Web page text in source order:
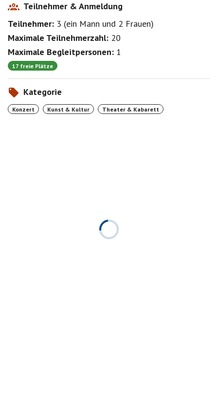
Teilnehmer & Anmeldung
Teilnehmer: 3 (ein Mann und 2 Frauen)
Maximale Teilnehmerzahl: 20
Maximale Begleitpersonen: 1
17 freie Plätze
Kategorie
Konzert Kunst & Kultur Theater & Kabarett